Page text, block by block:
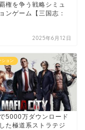
権を争う戦略シミュ
ンゲーム【三国志：
2025年6月12日
ション
5000万ダウンロード
た極道系ストラテジ